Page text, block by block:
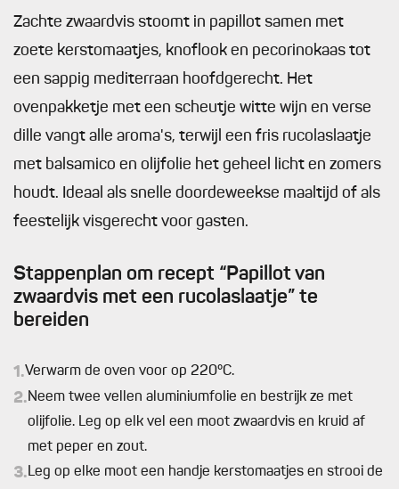
Zachte zwaardvis stoomt in papillot samen met
zoete kerstomaatjes, knoflook en pecorinokaas tot
een sappig mediterraan hoofdgerecht. Het
ovenpakketje met een scheutje witte wijn en verse
dille vangt alle aroma's, terwijl een fris rucolaslaatje
met balsamico en olijfolie het geheel licht en zomers
houdt. Ideaal als snelle doordeweekse maaltijd of als
feestelijk visgerecht voor gasten.
Stappenplan om recept “Papillot van
zwaardvis met een rucolaslaatje” te
bereiden
1.Verwarm de oven voor op 220°C.
2.Neem twee vellen aluminiumfolie en bestrijk ze met
olijfolie. Leg op elk vel een moot zwaardvis en kruid af
met peper en zout.
3.Leg op elke moot een handje kerstomaatjes en strooi de